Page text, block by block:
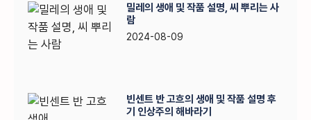
밀레의 생애 및 작품 설명, 씨 뿌리는 사
람
2024-08-09
빈센트 반 고흐의 생애 및 작품 설명 후
기 인상주의 해바라기